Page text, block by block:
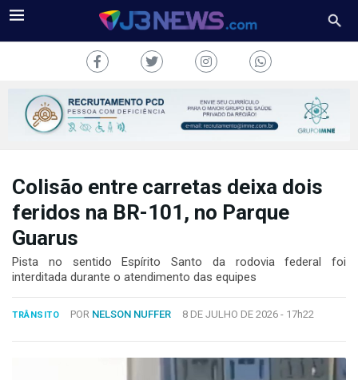
J3NEWS
COLUNAS
2024
Colisão entre carretas deixa dois
feridos na BR-101, no Parque
Guarus
Pista no sentido Espírito Santo da rodovia federal foi
interditada durante o atendimento das equipes
TRÂNSITO POR NELSON NUFFER 8 DE JULHO DE 2026 - 17h22